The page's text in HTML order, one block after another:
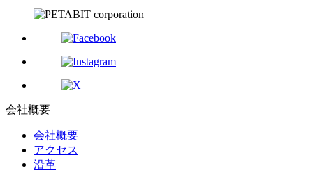
会社概要
会社概要
アクセス
沿革